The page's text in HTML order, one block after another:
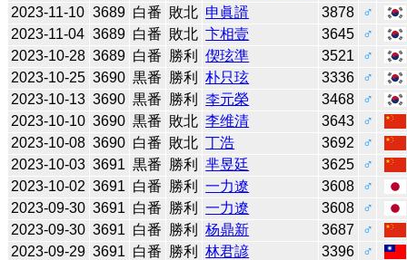
2023-11-10 3689 白番 敗北 申眞諝 3878
♂
2023-11-04 3689 白番 敗北 卞相壹 3645
♂
2023-10-28 3689 白番 勝利 偰玹準 3521
♂
2023-10-25 3690 黒番 勝利 朴只玹 3336
♂
2023-10-13 3690 黒番 勝利 李元榮 3468
♂
2023-10-10 3690 黒番 敗北 李维清 3643
♂
2023-10-08 3690 白番 敗北 丁浩 3692
♂
2023-10-03 3691 黒番 勝利 芈昱廷 3625
♂
2023-10-02 3691 白番 勝利 一力遼 3608
♂
2023-09-30 3691 白番 勝利 一力遼 3608
♂
2023-09-30 3691 白番 勝利 杨鼎新 3687
♂
2023-09-29 3691 白番 勝利 林君諺 3396
♂